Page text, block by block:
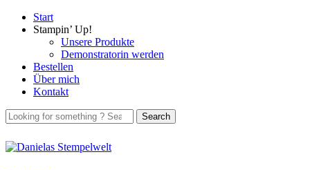
Start
Stampin’ Up!
Unsere Produkte
Demonstratorin werden
Bestellen
Über mich
Kontakt